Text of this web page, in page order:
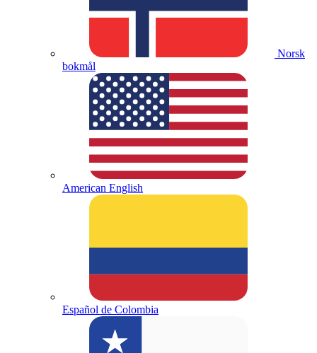
Norsk
bokmål
American English
Español de Colombia